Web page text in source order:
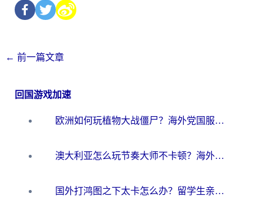
← 前一篇文章
回国游戏加速
欧洲如何玩植物大战僵尸？海外党国服游戏加速避坑指南（附实测对比）
澳大利亚怎么玩节奏大师不卡顿？海外党国服游戏加速终极指南
国外打鸿图之下太卡怎么办？留学生亲测有效的国服游戏加速方案